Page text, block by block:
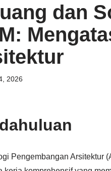
dan
2026
Pengembangan Arsitektur